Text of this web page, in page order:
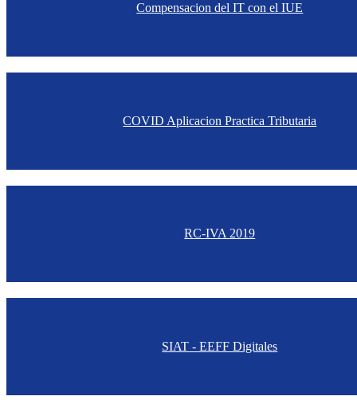
Compensacion del IT con el IUE
COVID Aplicacion Practica Tributaria
RC-IVA 2019
SIAT - EEFF Digitales